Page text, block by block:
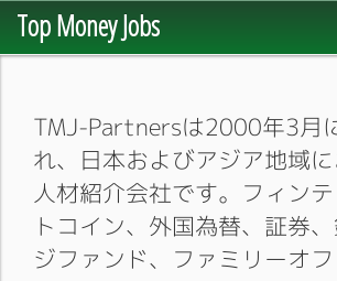
Top Money Jobs
TMJ-Partnersは2000年3月
れ、日本およびアジア地域
人材紹介会社です。フィン
トコイン、外国為替、証券
ジファンド、ファミリーオ